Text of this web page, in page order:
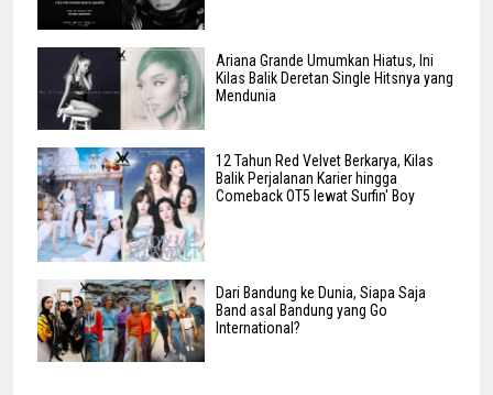
Ariana Grande Umumkan Hiatus, Ini
Kilas Balik Deretan Single Hitsnya yang
Mendunia
12 Tahun Red Velvet Berkarya, Kilas
Balik Perjalanan Karier hingga
Comeback OT5 lewat Surfin' Boy
Dari Bandung ke Dunia, Siapa Saja
Band asal Bandung yang Go
International?